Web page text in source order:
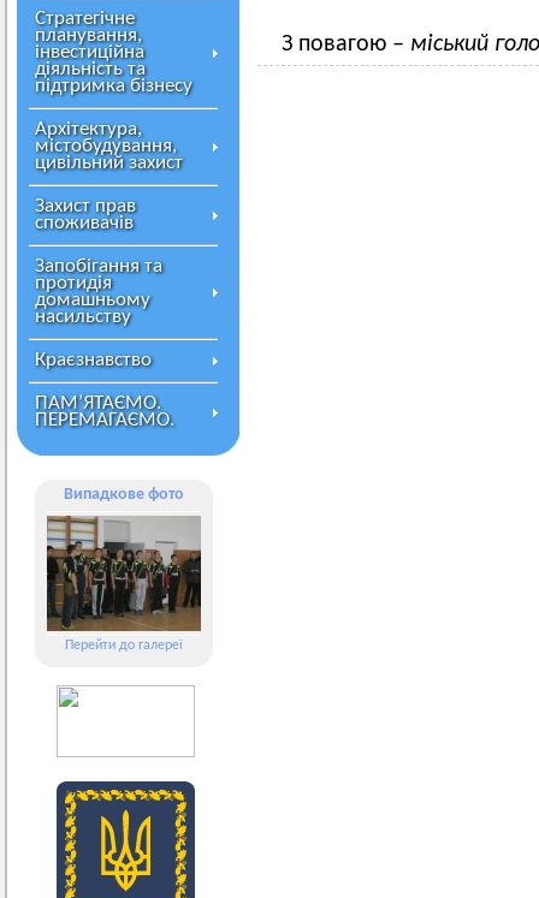
Стратегічне
планування,
інвестиційна
діяльність та
підтримка бізнесу
Архітектура,
містобудування,
цивільний захист
Захист прав
споживачів
Запобігання та
протидія
домашньому
насильству
Краєзнавство
ПАМ’ЯТАЄМО.
ПЕРЕМАГАЄМО.
Випадкове фото
Перейти до галереї
З повагою – міський